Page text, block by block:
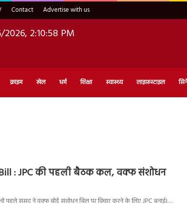
Contact Advertise with us
2:10:59 PM
क्राइम खेल धर्म शिक्षा स्वास्थ्य लाइफ़स्टाइल
: JPC की पहली बैठक कल, वक्फ संशोधन
संसद ने वक्फ बोर्ड संशोधन बिल पर विचार करने के लिए JPC बनाई।…